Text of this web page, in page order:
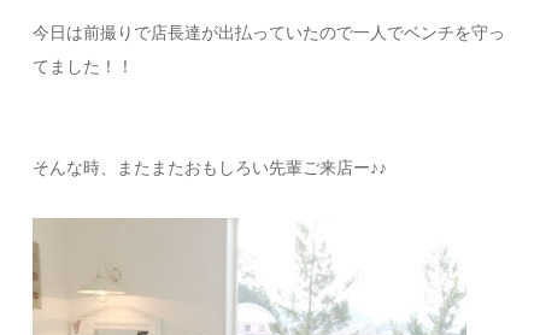
今日は前撮りで店長達が出払っていたので一人でベンチを守っ
てました！！
そんな時、またまたおもしろい先輩ご来店ー♪♪